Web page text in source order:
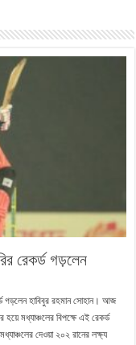
রেকর্ড গড়লেন
গড়লেন হাবিবুর রহমান সোহান। আজ
মধ্যাঞ্চলের বিপক্ষে এই রেকর্ড
দেওয়া ২০২ রানের লক্ষ্য